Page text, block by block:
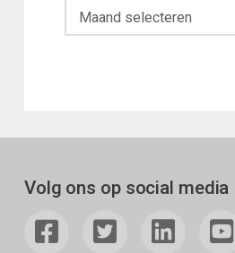
Maandoverzicht
Volg ons op social media